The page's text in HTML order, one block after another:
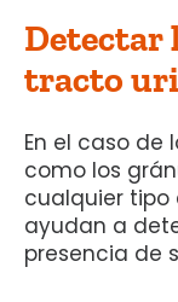
Detectar
tracto
En el caso de
como los
cualquier
ayudan a
presencia de